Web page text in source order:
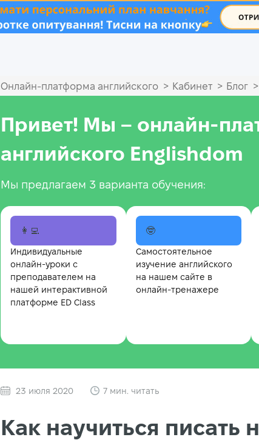
.
Онлайн‑платформа английского > Кабинет > Блог >
Привет! Мы –
английского Englishdom
Мы предлагаем 3 варианта обучения:
👩‍💻
Индивидуальные
онлайн-уроки с
преподавателем на
нашей интерактивной
платформе ED Class
🤓
Самостоятельное
изучение английского
на нашем сайте в
онлайн-тренажере
23 июля 2020 7 мин. читать
Как научиться писать